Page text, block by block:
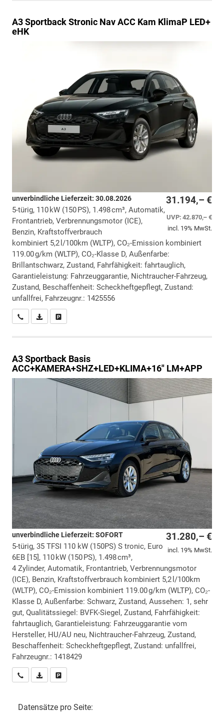
A3 SportbackStronic Nav ACC Kam KlimaP LED+
eHK
31.194,– €
UVP:42.870,– €
incl. 19% MwSt.
unverbindliche Lieferzeit: 30.08.2026
5-türig, 110 kW (150 PS), 1.498 cm³, Automatik,
Frontantrieb, Verbrennungsmotor (ICE),
Benzin, Kraftstoffverbrauch
kombiniert 5,2 l/100km (WLTP), CO₂-Emission kombiniert
119.00 g/km (WLTP), CO₂-Klasse D, Außenfarbe:
Brillantschwarz, Zustand, Fahrfähigkeit: fahrtauglich,
Garantieleistung: Fahrzeuggarantie, Nichtraucher-Fahrzeug,
Zustand, Beschaffenheit: Scheckheftgepflegt, Zustand:
unfallfrei, Fahrzeugnr.: 1425556
Wir rufen Sie anPDF-Datei, Fahrzeugexposé drucken
A3 Sportback Basis
ACC+KAMERA+SHZ+LED+KLIMA+16" LM+APP
31.280,– €
incl. 19% MwSt.
unverbindliche Lieferzeit: SOFORT
5-türig, 35 TFSI 110 kW (150PS) S tronic, Euro
6EB [15], 110 kW (150 PS), 1.498 cm³,
4 Zylinder, Automatik, Frontantrieb, Verbrennungsmotor
(ICE), Benzin, Kraftstoffverbrauch kombiniert 5,2 l/100km
(WLTP), CO₂-Emission kombiniert 119.00 g/km (WLTP), CO₂-
Klasse D, Außenfarbe: Schwarz, Zustand, Aussehen: 1, sehr
gut, Qualitätssiegel: BVFK-Siegel, Zustand, Fahrfähigkeit:
fahrtauglich, Garantieleistung: Fahrzeuggarantie vom
Hersteller, HU/AU neu, Nichtraucher-Fahrzeug, Zustand,
Beschaffenheit: Scheckheftgepflegt, Zustand: unfallfrei,
Fahrzeugnr.: 1418429
Wir rufen Sie anPDF-Datei, Fahrzeugexposé drucken
Datensätze pro Seite: